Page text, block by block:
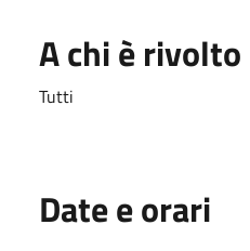
A chi è rivolto
Tutti
Date e orari